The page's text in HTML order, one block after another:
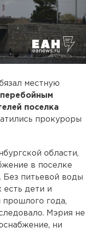
местную
поселка
прокуроры
области,
в поселке
питьевой воды
есть дети и
года,
Мэрия не
ни